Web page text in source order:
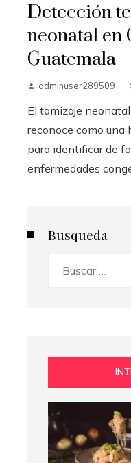
Detección
neonatal en
Guatemala
adminuser289509
El tamizaje
reconoce como una
para identificar de
enfermedades
Busqueda